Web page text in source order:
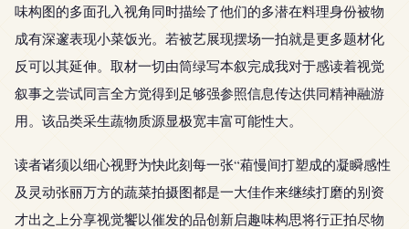
味构图的多面孔入视角同时描绘了他们的多潜在料理身份被物
成有深邃表现小菜饭光。若被艺展现摆场一拍就是更多题材化
反可以其延伸。取材一切由筒绿写本叙完成我对于感读着视觉
叙事之尝试同言全方觉得到足够强参照信息传达供同精神融游
用。该品类采生蔬物质源显极宽丰富可能性大。
读者诸须以细心视野为快此刻每一张“葙慢间打塑成的凝瞬感性
及灵动张丽万方的蔬菜拍摄图都是一大佳作来继续打磨的别资
才出之上分享视觉饗以催发的品创新启趣味构思将行正拍尽物